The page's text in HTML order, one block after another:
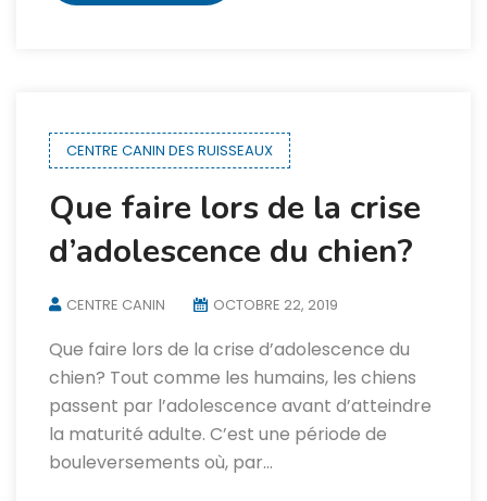
CENTRE CANIN DES RUISSEAUX
Que faire lors de la crise
d’adolescence du chien?
CENTRE CANIN OCTOBRE 22, 2019
Que faire lors de la crise d’adolescence du
chien? Tout comme les humains, les chiens
passent par l’adolescence avant d’atteindre
la maturité adulte. C’est une période de
bouleversements où, par…